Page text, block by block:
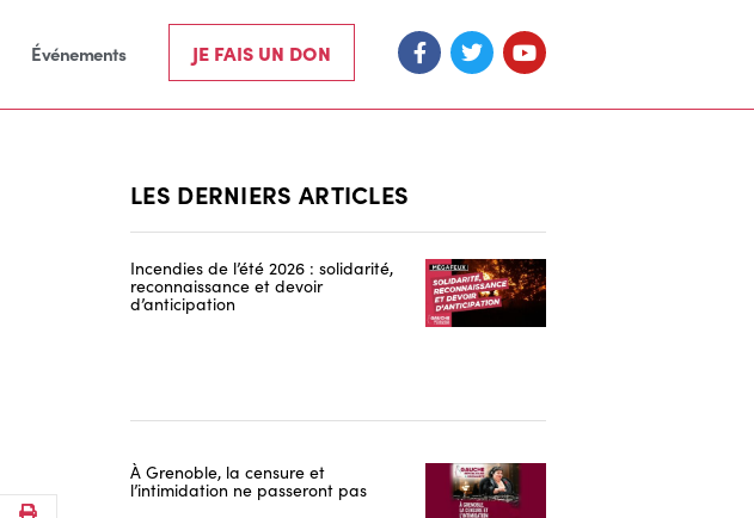
Événements JE FAIS UN DON
LES DERNIERS ARTICLES
Incendies de l’été 2026 : solidarité,
reconnaissance et devoir
d’anticipation
À Grenoble, la censure et
l’intimidation ne passeront pas